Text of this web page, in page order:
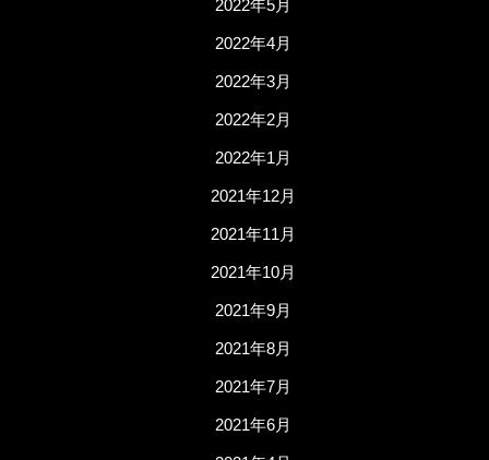
2022年5月
2022年4月
2022年3月
2022年2月
2022年1月
2021年12月
2021年11月
2021年10月
2021年9月
2021年8月
2021年7月
2021年6月